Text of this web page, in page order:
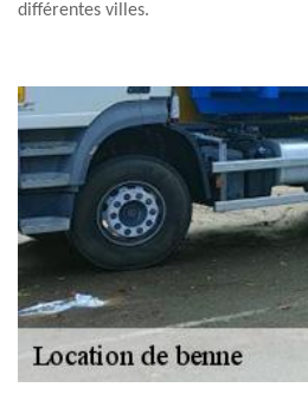
différentes villes.